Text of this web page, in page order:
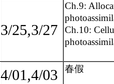
3/25,3/27
Ch.9:
Ch.10:
4/01,4/03 春假